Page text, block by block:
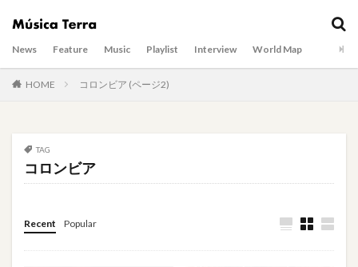
News Feature Music Playlist Interview World Map
HOME コロンビア (ページ2)
TAG
コロンビア
Recent Popular